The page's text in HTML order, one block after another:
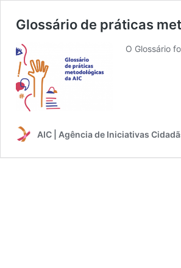
Glossário de práticas
O Glossário
AIC | Agência de Iniciativas